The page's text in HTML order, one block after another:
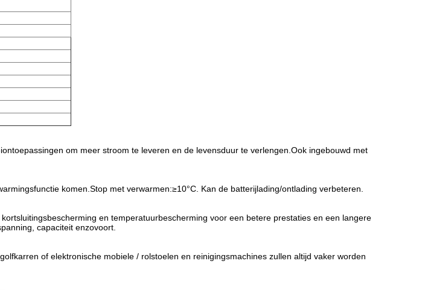
om meer stroom te leveren en de levensduur te verlengen.Ook ingebouwd met
komen.Stop met verwarmen:≥10°C. Kan de batterijlading/ontlading verbeteren.
en temperatuurbescherming voor een betere prestaties en een langere
capaciteit enzovoort.
of elektronische mobiele / rolstoelen en reinigingsmachines zullen altijd vaker worden